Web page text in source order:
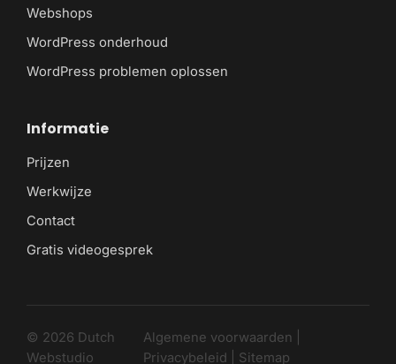
Webshops
WordPress onderhoud
WordPress problemen oplossen
Informatie
Prijzen
Werkwijze
Contact
Gratis videogesprek
© 2026 Dutch
Webstudio
Algemene voorwaarden
Privacybeleid
Sitemap